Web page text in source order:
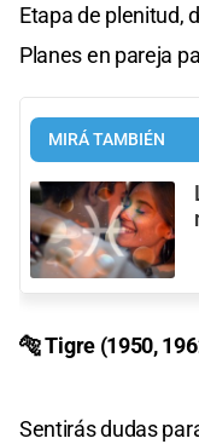
Etapa de plenitud,
Planes en pareja
MIRÁ TAMBIÉN
🐅 Tigre (1950,
Sentirás dudas